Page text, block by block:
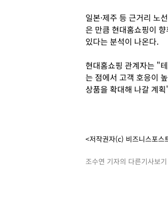
일본·제주 등 근거리 노
은 만큼 현대홈쇼핑이
있다는 분석이 나온다.
현대홈쇼핑 관계자는 "
는 점에서 고객 호응이
상품을 확대해 나갈 계
<저작권자(c) 비즈니스포스
조수연 기자의 다른기사보기